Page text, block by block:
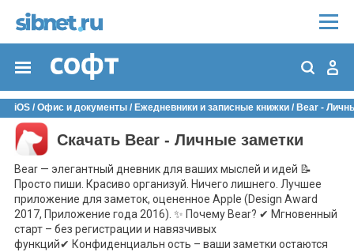
iOS / Офис и документы / Ежедневники и записные книжки / Bear -
Скачать Bear - Личные заметки
Bear — элегантный дневник для ваших мыслей и идей 📝
Просто пиши. Красиво организуй. Ничего лишнего. Лучшее
приложение для заметок, оцененное Apple (Design Award
2017, Приложение года 2016). ✨ Почему Bear? ✔ Мгновенный
старт – без регистрации и навязчивых
функций✔ Конфиденциальн ость – ваши заметки остаются